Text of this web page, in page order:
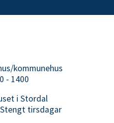
kommunehus
- 1400
i Stordal
Stengt tirsdagar